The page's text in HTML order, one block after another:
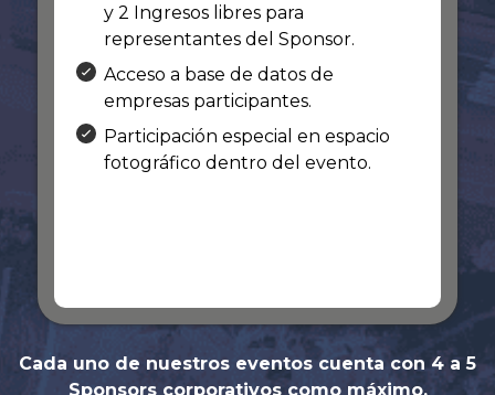
y 2 Ingresos libres para
representantes del Sponsor.
Acceso a base de datos de
empresas participantes.
Participación especial en espacio
fotográfico dentro del evento.
Cada uno de nuestros eventos cuenta con 4 a 5
Sponsors corporativos como máximo.